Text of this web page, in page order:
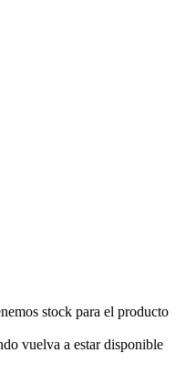
stock para el producto
vuelva a estar disponible